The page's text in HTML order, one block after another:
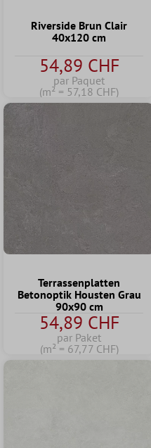
Riverside Brun Clair
40x120 cm
54,89 CHF
par Paquet
(m² = 57,18 CHF)
Terrassenplatten
Betonoptik Housten Grau
90x90 cm
54,89 CHF
par Paket
(m² = 67,77 CHF)